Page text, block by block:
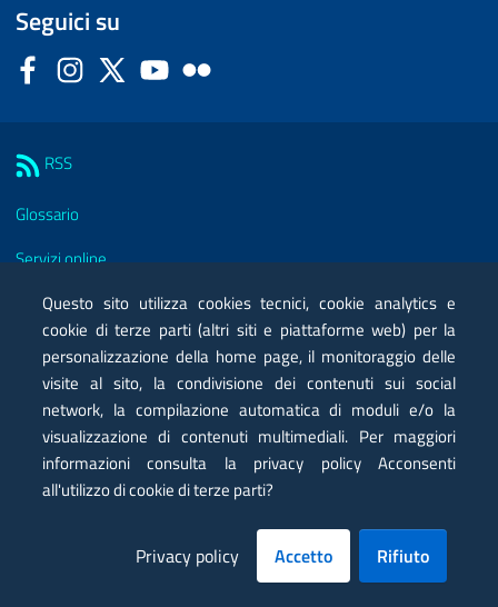
Seguici su
FacebookInstagram
Twitter YouTube
RSS
Glossario
Servizi online
Moduli
Posta elettronica certificata PEC
Privacy
Note legali
Contatti
Dichiarazione di accessibilità
Questo sito utilizza cookies tecnici, cookie analytics e
cookie di terze parti (altri siti e piattaforme web) per la
personalizzazione della home page, il monitoraggio delle
visite al sito, la condivisione dei contenuti sui social
network, la compilazione automatica di moduli e/o la
visualizzazione di contenuti multimediali. Per maggiori
informazioni consulta la privacy policy Acconsenti
all'utilizzo di cookie di terze parti?
Privacy policy Accetto Rifiuto